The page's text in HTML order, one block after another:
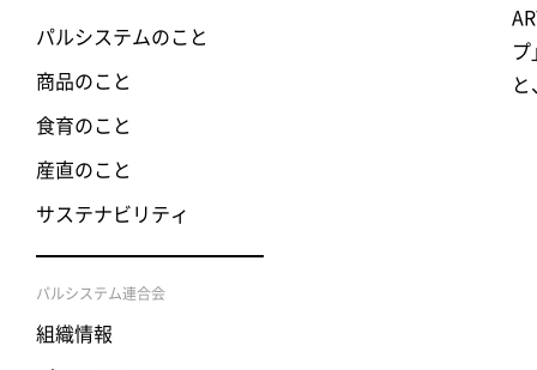
パルシステムのこと
商品のこと
食育のこと
産直のこと
サステナビリティ
パルシステム連合会
組織情報
プ